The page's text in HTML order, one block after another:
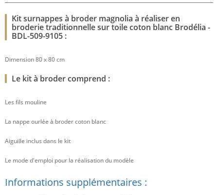
Kit surnappes à broder magnolia à réaliser en
broderie traditionnelle sur toile coton blanc Brodélia -
BDL-509-9105 :
Dimension 80 x 80 cm
Le kit à broder comprend :
Les fils mouline
La nappe ourlée à broder coton blanc
Aiguille inclus dans le kit
Le mode d'emploi pour la réalisation du modèle
Informations supplémentaires :